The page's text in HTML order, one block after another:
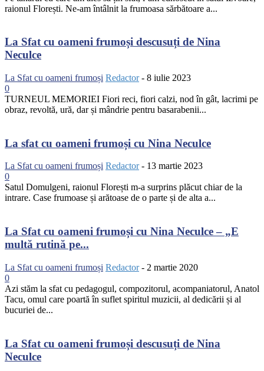
raionul Florești. Ne-am întâlnit la frumoasa sărbătoare a...
La Sfat cu oameni frumoși descusuți de Nina
Neculce
La Sfat cu oameni frumoși Redactor - 8 iulie 2023
0
TURNEUL MEMORIEI Fiori reci, fiori calzi, nod în gât, lacrimi pe
obraz, revoltă, ură, dar și mândrie pentru basarabenii...
La sfat cu oameni frumoși cu Nina Neculce
La Sfat cu oameni frumoși Redactor - 13 martie 2023
0
Satul Domulgeni, raionul Florești m-a surprins plăcut chiar de la
intrare. Case frumoase și arătoase de o parte și de alta a...
La Sfat cu oameni frumoși cu Nina Neculce – „E
multă rutină pe...
La Sfat cu oameni frumoși Redactor - 2 martie 2020
0
Azi stăm la sfat cu pedagogul, compozitorul, acompaniatorul, Anatol
Tacu, omul care poartă în suflet spiritul muzicii, al dedicării și al
bucuriei de...
La Sfat cu oameni frumoși descusuți de Nina
Neculce